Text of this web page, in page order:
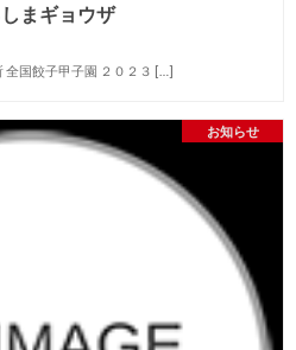
まギョウザ
全国餃子甲子園 ２０２３ […]
お知らせ